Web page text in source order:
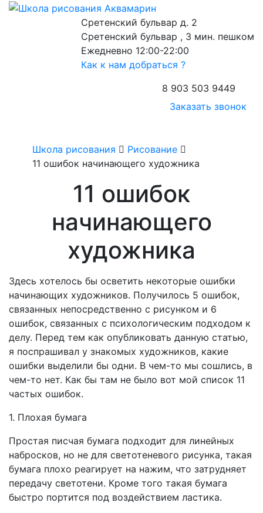
Сретенский бульвар д. 2
Сретенский бульвар , 3 мин. пешком
Ежедневно 12:00-22:00
Как к нам добраться ?
8 903 503 9449
Заказать звонок
Школа рисования
Рисование
11 ошибок начинающего художника
11 ошибок
начинающего
художника
Здесь хотелось бы осветить некоторые ошибки
начинающих художников. Получилось 5 ошибок,
связанных непосредственно с рисунком и 6
ошибок, связанных с психологическим подходом к
делу. Перед тем как опубликовать данную статью,
я поспрашивал у знакомых художников, какие
ошибки выделили бы одни. В чем-то мы сошлись, в
чем-то нет. Как бы там не было вот мой список 11
частых ошибок.
1. Плохая бумага
Простая писчая бумага подходит для линейных
набросков, но не для светотеневого рисунка, такая
бумага плохо реагирует на нажим, что затрудняет
передачу светотени. Кроме того такая бумага
быстро портится под воздействием ластика.